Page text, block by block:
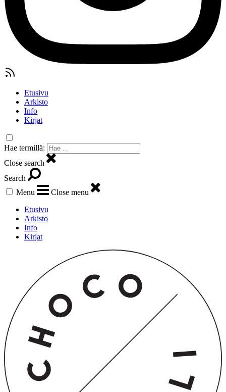
Etusivu
Arkisto
Info
Kirjat
Hae termillä:
Close search
Search
Menu
Close menu
Etusivu
Arkisto
Info
Kirjat